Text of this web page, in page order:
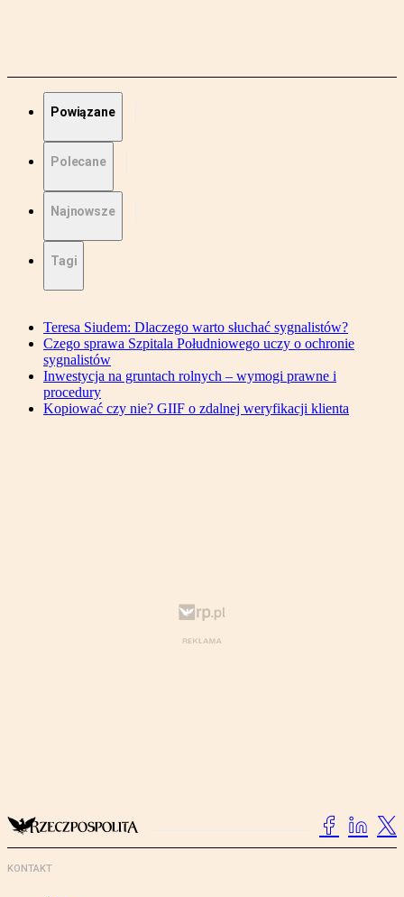
Powiązane
Polecane
Najnowsze
Tagi
Teresa Siudem: Dlaczego warto słuchać sygnalistów?
Czego sprawa Szpitala Południowego uczy o ochronie
sygnalistów
Inwestycja na gruntach rolnych – wymogi prawne i
procedury
Kopiować czy nie? GIIF o zdalnej weryfikacji klienta
KONTAKT